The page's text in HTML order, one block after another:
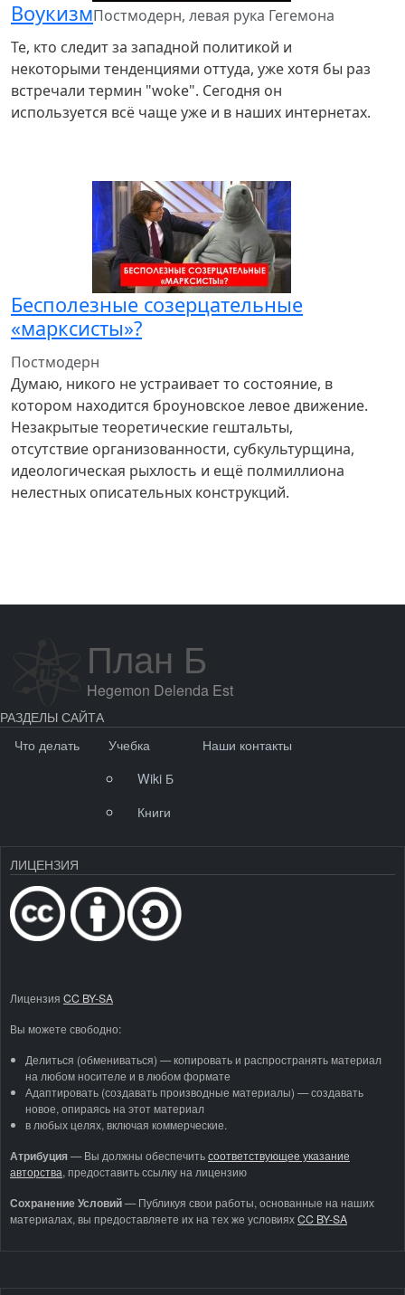
ВоукизмПостмодерн, левая рука Гегемона
Те, кто следит за западной политикой и
некоторыми тенденциями оттуда, уже хотя бы раз
встречали термин "woke". Сегодня он
используется всё чаще уже и в наших интернетах.
Бесполезные созерцательные
«марксисты»?
Постмодерн
Думаю, никого не устраивает то состояние, в
котором находится броуновское левое движение.
Незакрытые теоретические гештальты,
отсутствие организованности, субкультурщина,
идеологическая рыхлость и ещё полмиллиона
нелестных описательных конструкций.
План Б
Hegemon Delenda Est
РАЗДЕЛЫ САЙТА
Что делать
Учебка
Wiki Б
Книги
Наши контакты
ЛИЦЕНЗИЯ
Лицензия CC BY-SA
Вы можете свободно:
Делиться (обмениваться) — копировать и распространять материал
на любом носителе и в любом формате
Адаптировать (создавать производные материалы) — создавать
новое, опираясь на этот материал
в любых целях, включая коммерческие.
Атрибуция—Вы должны обеспечитьсоответствующее указание
авторства, предоставить ссылку на лицензию
Сохранение Условий— Публикуя свои работы, основанные на наших
материалах, вы предоставляете их на тех же условияхCC BY-SA